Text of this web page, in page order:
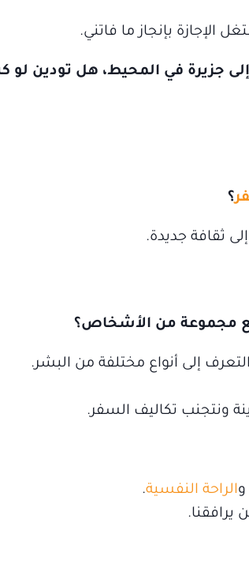
الإجازة بإنجاز ما فاتني.
؟
ثقافة جديدة.
مجموعة من الأشخاص؟
إلى أنواع مختلفة من البشر.
ونتجنب تكاليف السفر.
والراحة النفسية.
يرافقنا.